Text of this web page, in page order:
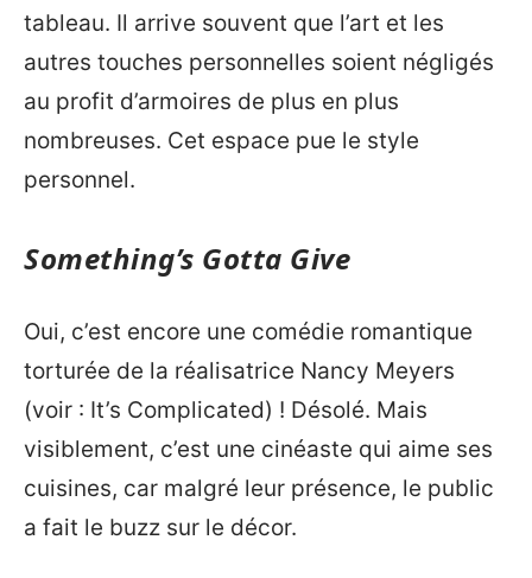
tableau. Il arrive souvent que l’art et les
autres touches personnelles soient négligés
au profit d’armoires de plus en plus
nombreuses. Cet espace pue le style
personnel.
Something’s Gotta Give
Oui, c’est encore une comédie romantique
torturée de la réalisatrice Nancy Meyers
(voir : It’s Complicated) ! Désolé. Mais
visiblement, c’est une cinéaste qui aime ses
cuisines, car malgré leur présence, le public
a fait le buzz sur le décor.